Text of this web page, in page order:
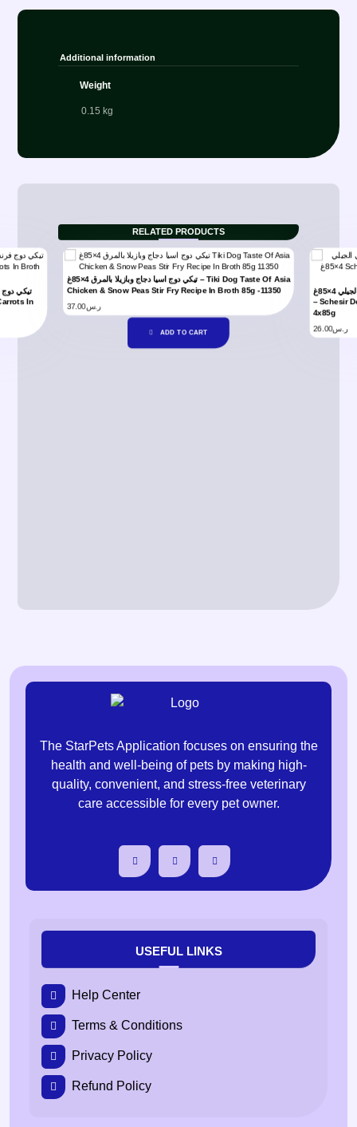
Additional information
Weight
0.15 kg
RELATED PRODUCTS
تيكي
تيكي دوج اسيا دجاج وبازيلا بالمرق 4×85غ – Tiki Dog Taste Of Asia
Chicken & Snow Peas Stir Fry Recipe In Broth 85g -11350
ر.س37.00
ADD TO CART
شيزير معلبات متعددة للكلاب باللحم البقري والدجاج في الجيلي 4×85غ
– Schesir
4x85g
ر.س26.00
The StarPets Application focuses on ensuring the
health and well-being of pets by making high-
quality, convenient, and stress-free veterinary
care accessible for every pet owner.
USEFUL LINKS
Help Center
Terms & Conditions
Privacy Policy
Refund Policy